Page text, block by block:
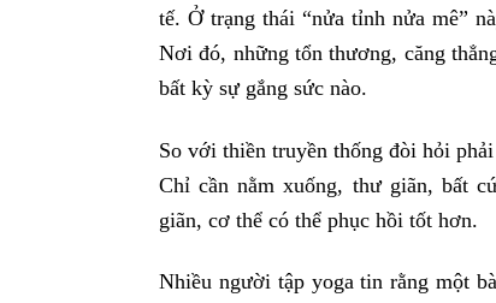
tế. Ở trạng thái “nửa tỉnh nửa mê”
Nơi đó, những tổn thương, căng
bất kỳ sự gắng sức nào.
So với thiền truyền thống đòi hỏi
Chỉ cần nằm xuống, thư giãn, bất
giãn, cơ thể có thể phục hồi tốt hơn.
Nhiều người tập yoga tin rằng một